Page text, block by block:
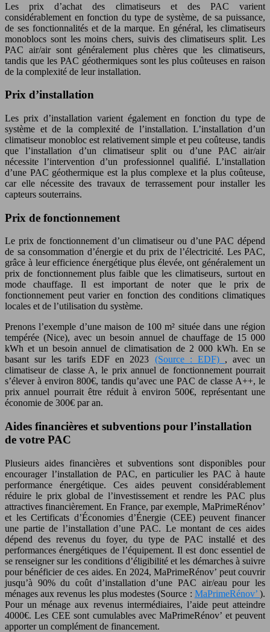
Les prix d’achat des climatiseurs et des PAC varient
considérablement en fonction du type de système, de sa puissance,
de ses fonctionnalités et de la marque. En général, les climatiseurs
monoblocs sont les moins chers, suivis des climatiseurs split. Les
PAC air/air sont généralement plus chères que les climatiseurs,
tandis que les PAC géothermiques sont les plus coûteuses en raison
de la complexité de leur installation.
Prix d’installation
Les prix d’installation varient également en fonction du type de
système et de la complexité de l’installation. L’installation d’un
climatiseur monobloc est relativement simple et peu coûteuse, tandis
que l’installation d’un climatiseur split ou d’une PAC air/air
nécessite l’intervention d’un professionnel qualifié. L’installation
d’une PAC géothermique est la plus complexe et la plus coûteuse,
car elle nécessite des travaux de terrassement pour installer les
capteurs souterrains.
Prix de fonctionnement
Le prix de fonctionnement d’un climatiseur ou d’une PAC dépend
de sa consommation d’énergie et du prix de l’électricité. Les PAC,
grâce à leur efficience énergétique plus élevée, ont généralement un
prix de fonctionnement plus faible que les climatiseurs, surtout en
mode chauffage. Il est important de noter que le prix de
fonctionnement peut varier en fonction des conditions climatiques
locales et de l’utilisation du système.
Prenons l’exemple d’une maison de 100 m² située dans une région
tempérée (Nice), avec un besoin annuel de chauffage de 15 000
kWh et un besoin annuel de climatisation de 2 000 kWh. En se
basant sur les tarifs EDF en 2023 (Source : EDF) , avec un
climatiseur de classe A, le prix annuel de fonctionnement pourrait
s’élever à environ 800€, tandis qu’avec une PAC de classe A++, le
prix annuel pourrait être réduit à environ 500€, représentant une
économie de 300€ par an.
Aides financières et subventions pour l’installation
de votre PAC
Plusieurs aides financières et subventions sont disponibles pour
encourager l’installation de PAC, en particulier les PAC à haute
performance énergétique. Ces aides peuvent considérablement
réduire le prix global de l’investissement et rendre les PAC plus
attractives financièrement. En France, par exemple, MaPrimeRénov’
et les Certificats d’Économies d’Énergie (CEE) peuvent financer
une partie de l’installation d’une PAC. Le montant de ces aides
dépend des revenus du foyer, du type de PAC installé et des
performances énergétiques de l’équipement. Il est donc essentiel de
se renseigner sur les conditions d’éligibilité et les démarches à suivre
pour bénéficier de ces aides. En 2024, MaPrimeRénov’ peut couvrir
jusqu’à 90% du coût d’installation d’une PAC air/eau pour les
ménages aux revenus les plus modestes (Source : MaPrimeRénov’).
Pour un ménage aux revenus intermédiaires, l’aide peut atteindre
4000€. Les CEE sont cumulables avec MaPrimeRénov’ et peuvent
apporter un complément de financement.